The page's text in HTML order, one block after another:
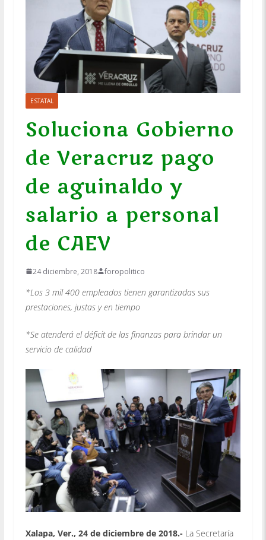
ESTATAL
Soluciona Gobierno
de Veracruz pago
de aguinaldo y
salario a personal
de CAEV
24 diciembre, 2018 foropolitico
*Los 3 mil 400 empleados tienen garantizadas sus
prestaciones, justas y en tiempo
*Se atenderá el déficit de las finanzas para brindar un
servicio de calidad
Xalapa, Ver., 24 de diciembre de 2018.- La Secretaría